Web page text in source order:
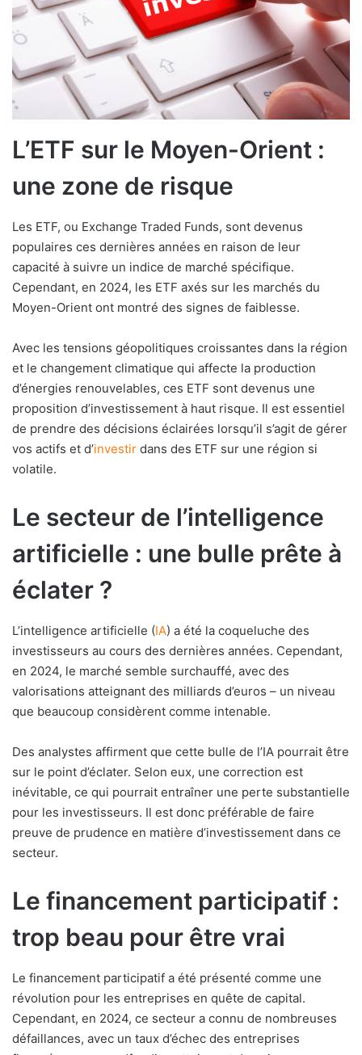
L’ETF sur le Moyen-Orient :
une zone de risque
Les ETF, ou Exchange Traded Funds, sont devenus
populaires ces dernières années en raison de leur
capacité à suivre un indice de marché spécifique.
Cependant, en 2024, les ETF axés sur les marchés du
Moyen-Orient ont montré des signes de faiblesse.
Avec les tensions géopolitiques croissantes dans la région
et le changement climatique qui affecte la production
d’énergies renouvelables, ces ETF sont devenus une
proposition d’investissement à haut risque. Il est essentiel
de prendre des décisions éclairées lorsqu’il s’agit de gérer
vos actifs et d’investir dans des ETF sur une région si
volatile.
Le secteur de l’intelligence
artificielle : une bulle prête à
éclater ?
L’intelligence artificielle (IA) a été la coqueluche des
investisseurs au cours des dernières années. Cependant,
en 2024, le marché semble surchauffé, avec des
valorisations atteignant des milliards d’euros – un niveau
que beaucoup considèrent comme intenable.
Des analystes affirment que cette bulle de l’IA pourrait être
sur le point d’éclater. Selon eux, une correction est
inévitable, ce qui pourrait entraîner une perte substantielle
pour les investisseurs. Il est donc préférable de faire
preuve de prudence en matière d’investissement dans ce
secteur.
Le financement participatif :
trop beau pour être vrai
Le financement participatif a été présenté comme une
révolution pour les entreprises en quête de capital.
Cependant, en 2024, ce secteur a connu de nombreuses
défaillances, avec un taux d’échec des entreprises